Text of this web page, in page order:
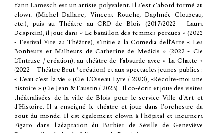
Yann Lameschest un artiste polyvalent. Il s’est d’abord formé au
clown (Michel Dallaire, Vincent Rouche, Daphnée Clouzeau,
etc.), puisau Théâtre au CRD de Blois (2017/2022 - Laura
Desprein),il joue dans « Le bataillon des femmes perdues » (2022
- Festival Vite au Théâtre), s’initie à la Comedia dell’Arte « Les
Bonheurs et Malheurs de Catherine de Medicis » (2022 - Cie
L’Intruse / création), au théâtre de l’absurde avec « La Chatte »
(2022 – Théâtre Brut / création) et aux spectacles jeunes publics :
« L’eau c’est la vie » (Cie L’Oiseau Lyre / 2023), «Récolte-moi une
histoire » (Cie Jean & Faustin / 2023) . Il co-écrit et joue des visites
théâtralisées de la ville de Blois pour le service Ville d'Art et
d'Histoire. Il a enseigné le théâtre et joue dans l'orchestre du
bout du monde. Il est également clown à l'hôpital et incarnera
Figaro dans l'adaptation du Barbier de Séville de Geneviève